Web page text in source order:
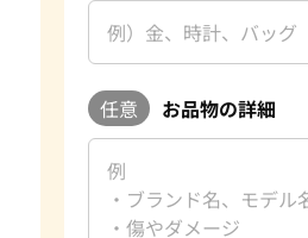
任意 お品物の詳細